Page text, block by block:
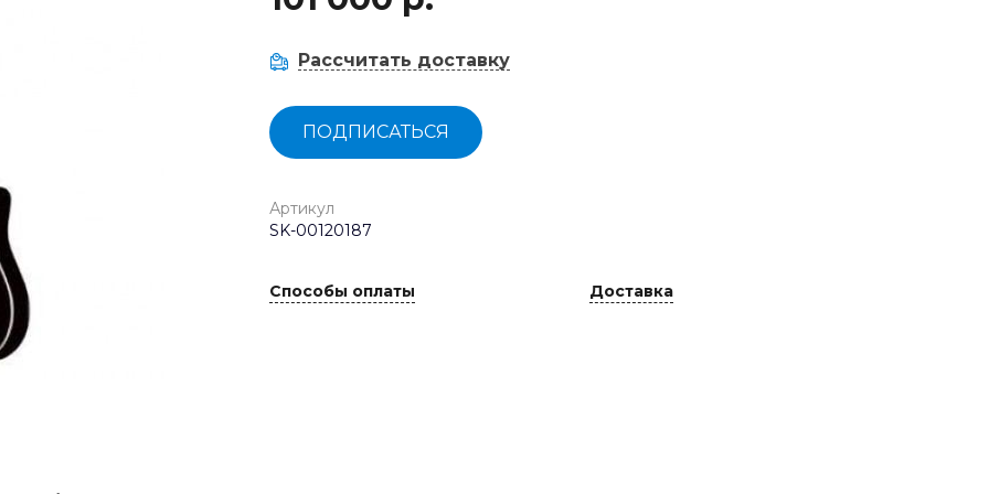
Рассчитать доставку
ПОДПИСАТЬСЯ
Артикул
SK-00120187
Способы оплаты Доставка